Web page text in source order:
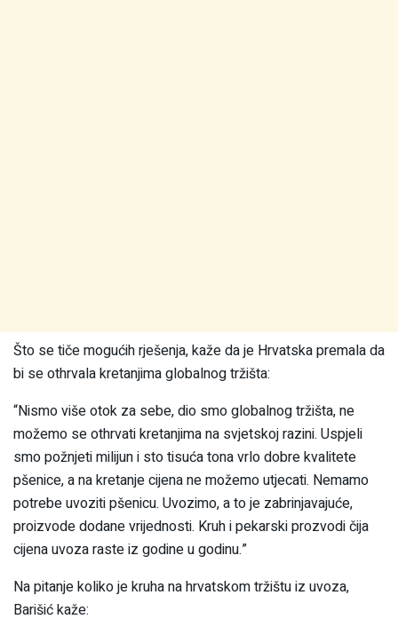
Što se tiče mogućih rješenja, kaže da je Hrvatska premala da
bi se othrvala kretanjima globalnog tržišta:
“Nismo više otok za sebe, dio smo globalnog tržišta, ne
možemo se othrvati kretanjima na svjetskoj razini. Uspjeli
smo požnjeti milijun i sto tisuća tona vrlo dobre kvalitete
pšenice, a na kretanje cijena ne možemo utjecati. Nemamo
potrebe uvoziti pšenicu. Uvozimo, a to je zabrinjavajuće,
proizvode dodane vrijednosti. Kruh i pekarski prozvodi čija
cijena uvoza raste iz godine u godinu.”
Na pitanje koliko je kruha na hrvatskom tržištu iz uvoza,
Barišić kaže: